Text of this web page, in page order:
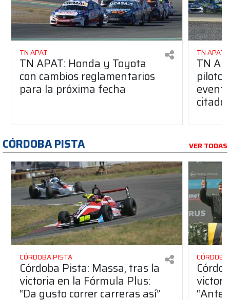
TN APAT
TN APAT: Honda y Toyota
con cambios reglamentarios
para la próxima fecha
TN APAT
TN
piloto
citado
CÓRDOBA PISTA VER TODAS
CÓRDOBA PISTA
Córdoba Pista: Massa, tras la
victoria en la Fórmula Plus:
“Da gusto correr carreras así”